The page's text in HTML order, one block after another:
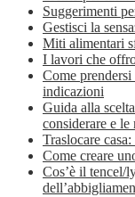
Suggerimenti
Gestisci la
Miti alimentari
I lavori che
Come
indicazioni
Guida alla
considerare e
Traslocare
Come creare
Cos’è il tencel/